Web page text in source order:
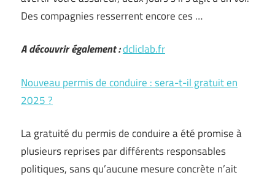
Des compagnies resserrent encore ces …
A découvrir également :dcliclab.fr
Nouveau permis de conduire : sera-t-il gratuit en
2025 ?
La gratuité du permis de conduire a été promise à
plusieurs reprises par différents responsables
politiques, sans qu’aucune mesure concrète n’ait